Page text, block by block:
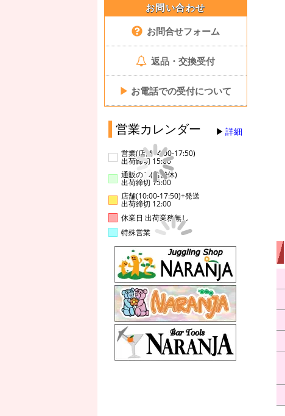
お問い合わせ
お問合せフォーム
返品・交換受付
▶ お電話での受付について
営業カレンダー 詳細
営業(店舗14:00-17:50)
出荷締切 15:00
通販のみ(店舗休)
出荷締切 15:00
店舗(10:00-17:50)+発送
出荷締切 12:00
休業日 出荷業務無し
特殊営業